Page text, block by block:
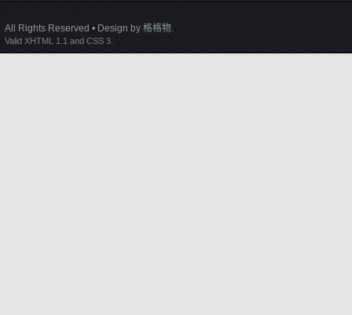
All Rights Reserved • Design by 格格物.
Valid XHTML 1.1 and CSS 3.